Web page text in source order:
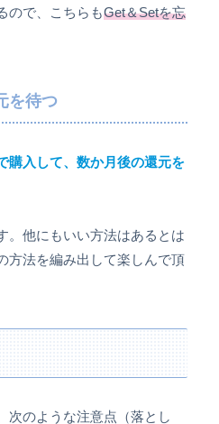
ので、こちらもGet＆Setを忘
を待つ
購入して、数か月後の還元を
。他にもいい方法はあるとは
方法を編み出して楽しんで頂
次のような注意点（落とし